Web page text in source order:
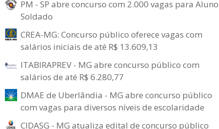
PM - SP abre concurso com 2.000 vagas para
Soldado
CREA-MG: Concurso público oferece vagas com
salários iniciais de até R$ 13.609,13
ITABIRAPREV - MG abre concurso público com
salários de até R$ 6.280,77
DMAE de Uberlândia - MG abre concurso público
com vagas para diversos níveis de escolaridade
CIDASG - MG atualiza edital de concurso público